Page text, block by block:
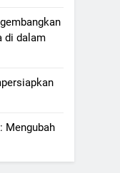
di dalam
Mengubah